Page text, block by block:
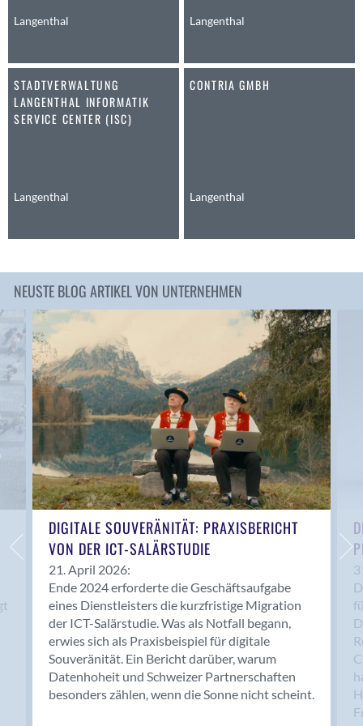
Anwil
Au SG
Baar
Baden
Balsthal
Bassersdorf
Bendern
Bern
Bern - Liebefeld
Bern 15
Bern 22
Bern 65
Bern 9
Bern-Zollikofen
Biel/Bienne
Binningen
Bolligen
Bonaduz
Bonstetten
Bottighofen
Bremgarten bei Bern
Brig-Glis
Bronschhofen
Brugg
Langenthal Langenthal
STADTVERWALTUNG
LANGENTHAL INFORMATIK
SERVICE CENTER (ISC)
Langenthal
CONTRIA GMBH
Langenthal
NEUSTE BLOG ARTIKEL VON UNTERNEHMEN
DIGITALE SOUVERÄNITÄT: PRAXISBERICHT
VON DER ICT-SALÄRSTUDIE
21. April 2026:
Ende 2024 erforderte die Geschäftsaufgabe
eines Dienstleisters die kurzfristige Migration
der ICT-Salärstudie. Was als Notfall begann,
erwies sich als Praxisbeispiel für digitale
Souveränität. Ein Bericht darüber, warum
Datenhoheit und Schweizer Partnerschaften
besonders zählen, wenn die Sonne nicht scheint.